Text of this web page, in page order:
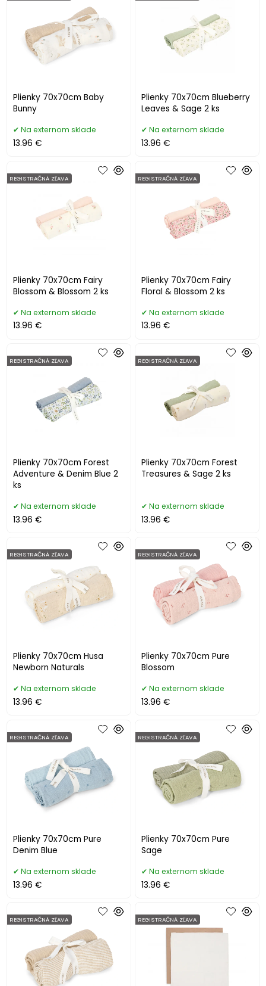
Plienky 70x70cm Baby
Bunny
Na externom sklade
13.96 €
Plienky 70x70cm Blueberry
Leaves & Sage 2 ks
Na externom sklade
13.96 €
Plienky 70x70cm Fairy
Blossom & Blossom 2 ks
REGISTRAČNÁ ZĽAVA
Na externom sklade
13.96 €
Plienky 70x70cm Fairy
Floral & Blossom 2 ks
REGISTRAČNÁ ZĽAVA
Na externom sklade
13.96 €
Plienky 70x70cm Forest
Adventure & Denim Blue 2
ks
REGISTRAČNÁ ZĽAVA
Na externom sklade
13.96 €
Plienky 70x70cm Forest
Treasures & Sage 2 ks
REGISTRAČNÁ ZĽAVA
Na externom sklade
13.96 €
Plienky 70x70cm Husa
Newborn Naturals
REGISTRAČNÁ ZĽAVA
Na externom sklade
13.96 €
Plienky 70x70cm Pure
Blossom
REGISTRAČNÁ ZĽAVA
Na externom sklade
13.96 €
Plienky 70x70cm Pure
Denim Blue
REGISTRAČNÁ ZĽAVA
Na externom sklade
13.96 €
Plienky 70x70cm Pure
Sage
REGISTRAČNÁ ZĽAVA
Na externom sklade
13.96 €
REGISTRAČNÁ ZĽAVA REGISTRAČNÁ ZĽAVA